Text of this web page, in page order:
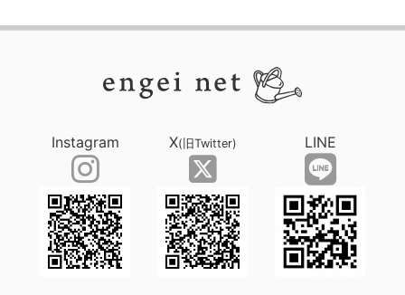
Instagram X(旧Twitter) LINE